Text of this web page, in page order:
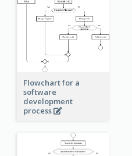
Flowchart for a
software
development
process